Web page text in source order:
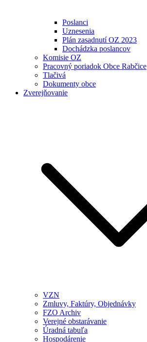
Poslanci
Uznesenia
Plán zasadnutí OZ 2023
Dochádzka poslancov
Komisie OZ
Pracovný poriadok Obce Rabčice
Tlačivá
Dokumenty obce
Zverejňovanie
VZN
Zmluvy, Faktúry, Objednávky
FZO Archiv
Verejné obstarávanie
Úradná tabuľa
Hospodárenie